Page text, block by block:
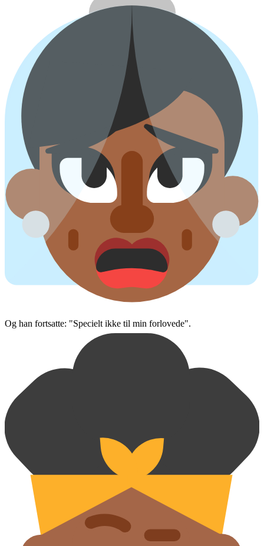
Og han fortsatte: "Specielt ikke til min forlovede".